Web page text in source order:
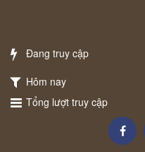
Đang truy cập
Hôm nay
Tổng lượt truy cập